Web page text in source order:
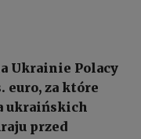
Ukrainie Polacy
euro, za które
ukraińskich
przed